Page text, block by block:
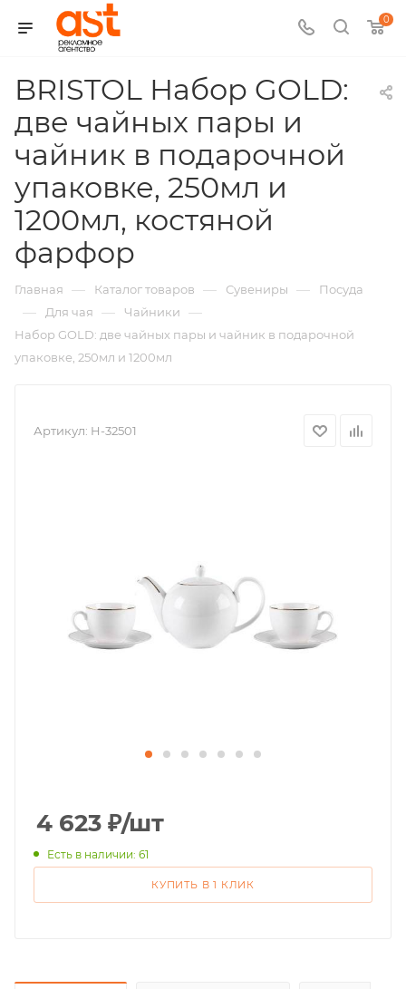
0
BRISTOL Набор GOLD:
две чайных пары и
чайник в подарочной
упаковке, 250мл и
1200мл, костяной
фарфор
арт.:
H-
32501
Главная — Каталог товаров — Сувениры — Посуда
— Для чая — Чайники —
Набор GOLD: две чайных пары и чайник в подарочной
упаковке, 250мл и 1200мл
Артикул: H-32501
4 623 ₽/шт
Есть в наличии: 61
КУПИТЬ В 1 КЛИК